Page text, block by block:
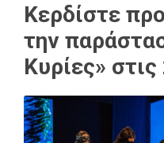
Κερδίστε
την
Κυρίες» στις